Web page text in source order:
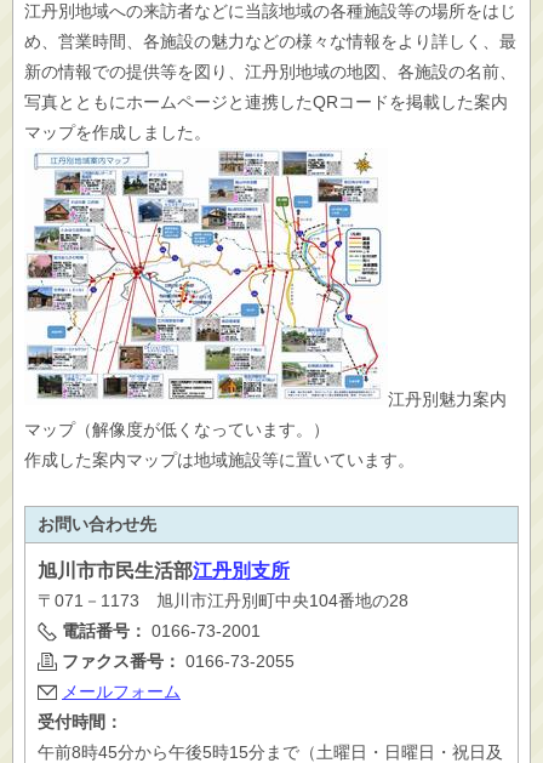
江丹別地域への来訪者などに当該地域の各種施設等の場所をはじ
め、営業時間、各施設の魅力などの様々な情報をより詳しく、最
新の情報での提供等を図り、江丹別地域の地図、各施設の名前、
写真とともにホームページと連携したQRコードを掲載した案内
マップを作成しました。
江丹別魅力案内
マップ（解像度が低くなっています。）
作成した案内マップは地域施設等に置いています。
お問い合わせ先
旭川市市民生活部江丹別支所
〒071－1173 旭川市江丹別町中央104番地の28
電話番号： 0166-73-2001
ファクス番号： 0166-73-2055
メールフォーム
受付時間：
午前8時45分から午後5時15分まで（土曜日・日曜日・祝日及